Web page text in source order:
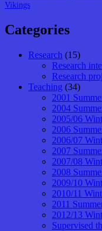
Vikings
Categories
Research (15)
Research
Research
Teaching (34)
2001
2004
2005/06
2006
2006/07
2007
2007/08
2008
2009/10
2010/11
2011
2012/13
Supervised